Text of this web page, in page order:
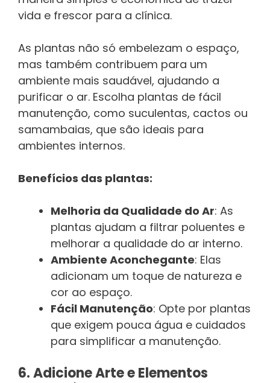
vida e frescor para a clínica.
As plantas não só embelezam o espaço,
mas também contribuem para um
ambiente mais saudável, ajudando a
purificar o ar. Escolha plantas de fácil
manutenção, como suculentas, cactos ou
samambaias, que são ideais para
ambientes internos.
Benefícios das plantas:
Melhoria da Qualidade do Ar: As
plantas ajudam a filtrar poluentes e
melhorar a qualidade do ar interno.
Ambiente Aconchegante: Elas
adicionam um toque de natureza e
cor ao espaço.
Fácil Manutenção: Opte por plantas
que exigem pouca água e cuidados
para simplificar a manutenção.
6. Adicione Arte e Elementos